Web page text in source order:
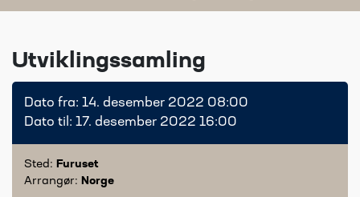
Utviklingssamling
Dato fra: 14. desember 2022 08:00
Dato til: 17. desember 2022 16:00
Sted: Furuset
Arrangør: Norge